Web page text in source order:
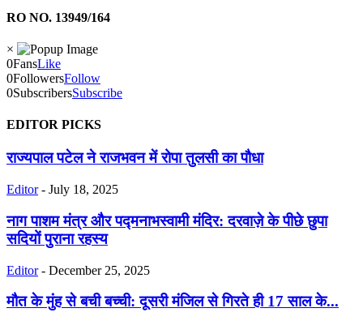
RO NO. 13949/164
×
0FansLike
0FollowersFollow
0SubscribersSubscribe
EDITOR PICKS
राज्यपाल पटेल ने राजभवन में रोपा तुलसी का पौधा
Editor - July 18, 2025
नाग पाशम मंत्र और पद्मनाभस्वामी मंदिर: दरवाज़े के पीछे छुपा
सदियों पुराना रहस्य
Editor - December 25, 2025
मौत के मुंह से बची बच्ची: दूसरी मंजिल से गिरते ही 17 साल के...